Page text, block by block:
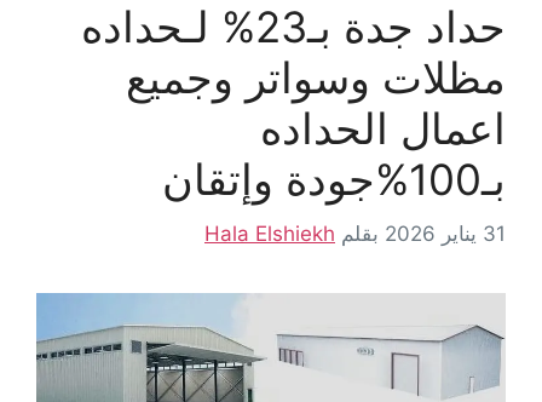
حداد جدة بـ23% لـحداده
مظلات وسواتر وجميع
اعمال الحداده
بـ100%جودة وإتقان
31 يناير 2026 بقلم Hala Elshiekh